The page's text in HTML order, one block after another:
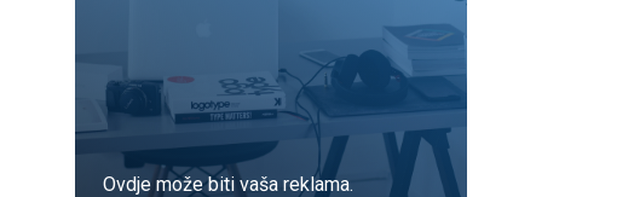
Ovdje može biti vaša reklama.